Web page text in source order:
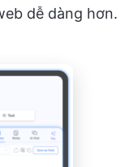
dễ dàng hơn.